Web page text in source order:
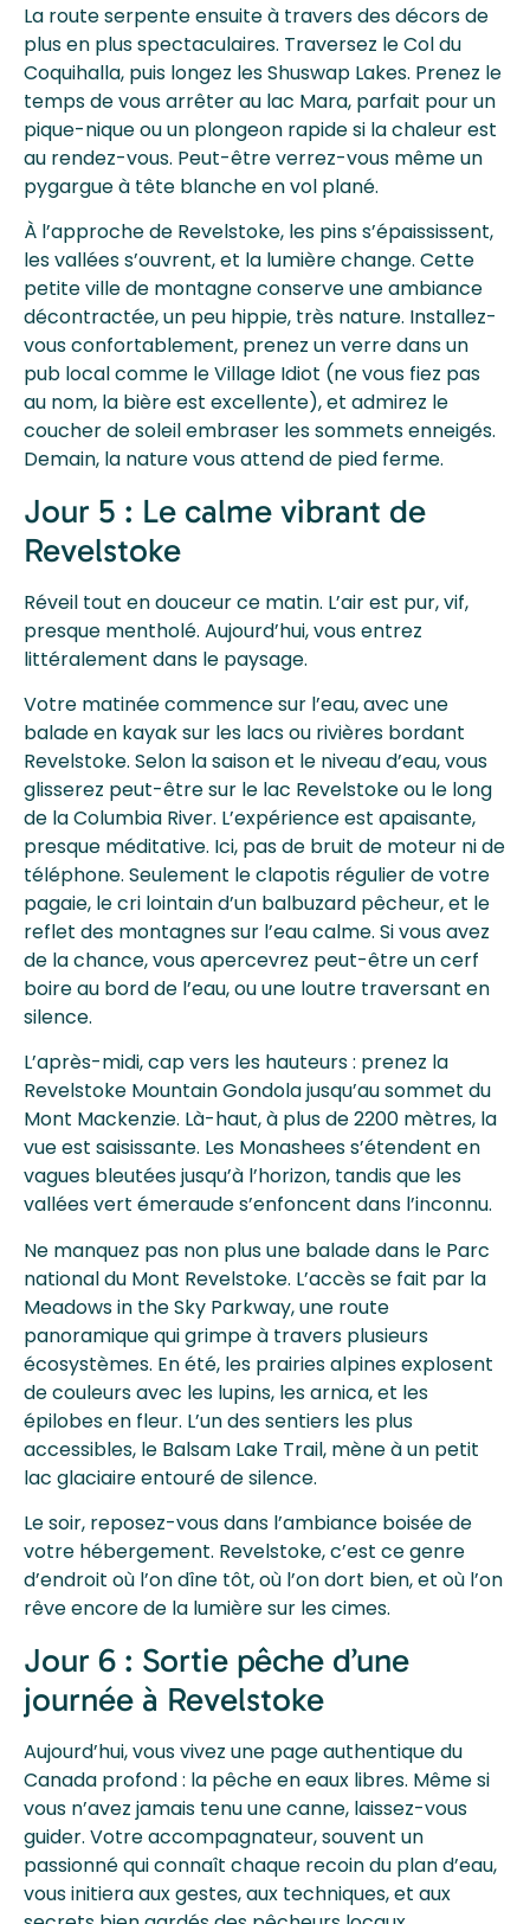
La route serpente ensuite à travers des décors de
plus en plus spectaculaires. Traversez le Col du
Coquihalla, puis longez les Shuswap Lakes. Prenez le
temps de vous arrêter au lac Mara, parfait pour un
pique-nique ou un plongeon rapide si la chaleur est
au rendez-vous. Peut-être verrez-vous même un
pygargue à tête blanche en vol plané.
À l’approche de Revelstoke, les pins s’épaississent,
les vallées s’ouvrent, et la lumière change. Cette
petite ville de montagne conserve une ambiance
décontractée, un peu hippie, très nature. Installez-
vous confortablement, prenez un verre dans un
pub local comme le Village Idiot (ne vous fiez pas
au nom, la bière est excellente), et admirez le
coucher de soleil embraser les sommets enneigés.
Demain, la nature vous attend de pied ferme.
Jour 5 : Le calme vibrant de
Revelstoke
Réveil tout en douceur ce matin. L’air est pur, vif,
presque mentholé. Aujourd’hui, vous entrez
littéralement dans le paysage.
Votre matinée commence sur l’eau, avec une
balade en kayak sur les lacs ou rivières bordant
Revelstoke. Selon la saison et le niveau d’eau, vous
glisserez peut-être sur le lac Revelstoke ou le long
de la Columbia River. L’expérience est apaisante,
presque méditative. Ici, pas de bruit de moteur ni de
téléphone. Seulement le clapotis régulier de votre
pagaie, le cri lointain d’un balbuzard pêcheur, et le
reflet des montagnes sur l’eau calme. Si vous avez
de la chance, vous apercevrez peut-être un cerf
boire au bord de l’eau, ou une loutre traversant en
silence.
L’après-midi, cap vers les hauteurs : prenez la
Revelstoke Mountain Gondola jusqu’au sommet du
Mont Mackenzie. Là-haut, à plus de 2200 mètres, la
vue est saisissante. Les Monashees s’étendent en
vagues bleutées jusqu’à l’horizon, tandis que les
vallées vert émeraude s’enfoncent dans l’inconnu.
Ne manquez pas non plus une balade dans le Parc
national du Mont Revelstoke. L’accès se fait par la
Meadows in the Sky Parkway, une route
panoramique qui grimpe à travers plusieurs
écosystèmes. En été, les prairies alpines explosent
de couleurs avec les lupins, les arnica, et les
épilobes en fleur. L’un des sentiers les plus
accessibles, le Balsam Lake Trail, mène à un petit
lac glaciaire entouré de silence.
Le soir, reposez-vous dans l’ambiance boisée de
votre hébergement. Revelstoke, c’est ce genre
d’endroit où l’on dîne tôt, où l’on dort bien, et où l’on
rêve encore de la lumière sur les cimes.
Jour 6 : Sortie pêche d’une
journée à Revelstoke
Aujourd’hui, vous vivez une page authentique du
Canada profond : la pêche en eaux libres. Même si
vous n’avez jamais tenu une canne, laissez-vous
guider. Votre accompagnateur, souvent un
passionné qui connaît chaque recoin du plan d’eau,
vous initiera aux gestes, aux techniques, et aux